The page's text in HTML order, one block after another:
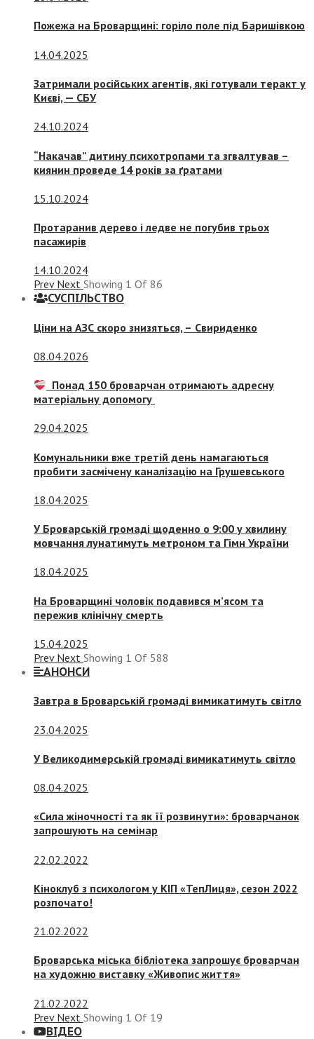
Пожежа на Броварщині: горіло поле під Баришівкою
14.04.2025
Затримали російських агентів, які готували теракт у
Києві, — СБУ
24.10.2024
“Накачав” дитину психотропами та згвалтував –
киянин проведе 14 років за ґратами
15.10.2024
Протаранив дерево і ледве не погубив трьох
пасажирів
14.10.2024
Prev Next Showing 1 Of 86
СУСПIЛЬСТВО
Ціни на АЗС скоро знизяться, – Свириденко
08.04.2026
Понад 150 броварчан отримають адресну
матеріальну допомогу
29.04.2025
Комунальники вже третій день намагаються
пробити засмічену каналізацію на Грушевського
18.04.2025
У Броварській громаді щоденно о 9:00 у хвилину
мовчання лунатимуть метроном та Гімн України
18.04.2025
На Броварщині чоловік подавився м’ясом та
пережив клінічну смерть
15.04.2025
Prev Next Showing 1 Of 588
АНОНСИ
Завтра в Броварській громаді вимикатимуть світло
23.04.2025
У Великодимерській громаді вимикатимуть світло
08.04.2025
«Сила жіночності та як її розвинути»: броварчанок
запрошують на семінар
22.02.2022
Кіноклуб з психологом у КІП «ТепЛиця», сезон 2022
розпочато!
21.02.2022
Броварська міська бібліотека запрошує броварчан
на художню виставку «Живопис життя»
21.02.2022
Prev Next Showing 1 Of 19
ВІДЕО